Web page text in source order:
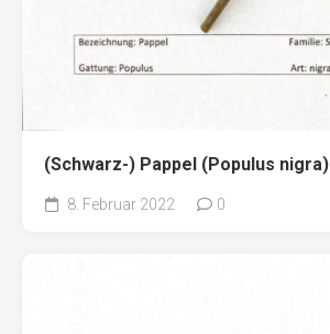
(Schwarz-) Pappel (Populus nigra)
8. Februar 2022 0